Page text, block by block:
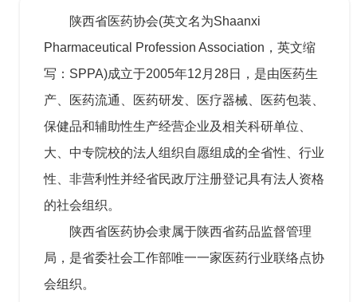
陕西省医药协会(英文名为Shaanxi
Pharmaceutical Profession Association，英文缩
写：SPPA)成立于2005年12月28日，是由医药生
产、医药流通、医药研发、医疗器械、医药包装、
保健品和辅助性生产经营企业及相关科研单位、
大、中专院校的法人组织自愿组成的全省性、行业
性、非营利性并经省民政厅注册登记具有法人资格
的社会组织。
陕西省医药协会隶属于陕西省药品监督管理
局，是省委社会工作部唯一一家医药行业联络点协
会组织。